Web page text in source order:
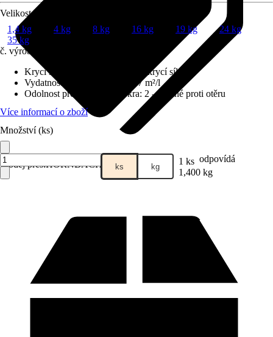
Prodej přes:HORNBACH
Velikost balení
1,4 kg
4 kg 8 kg 16 kg 19 kg
24 kg
35 kg
č. výrobku
Krycí schopnost
1 - maximální krycí síla
Vydatnost při jednom nátěru
7 m²/l
Odolnost proti otěru za mokra: 2 - odolné proti otěru
Více informací o zboží
Množství (ks)
ks kg 1 ks odpovídá
1,400 kg